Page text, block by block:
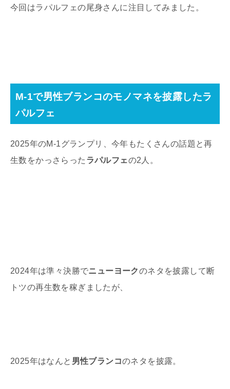
今回はラパルフェの尾身さんに注目してみました。
M-1で男性ブランコのモノマネを披露したラ
パルフェ
2025年のM-1 グランプリ、今年もたくさんの話題と再
生数をかっさらった ラパルフェの2 人。
2024年は準々決勝でニューヨークのネタを披露して断
トツの再生数を稼ぎましたが、
2025年はなんと 男性ブランコのネタを披露。